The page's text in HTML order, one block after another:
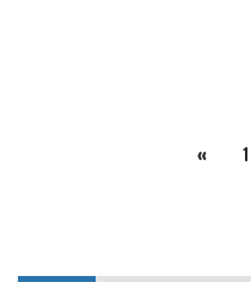
« 1